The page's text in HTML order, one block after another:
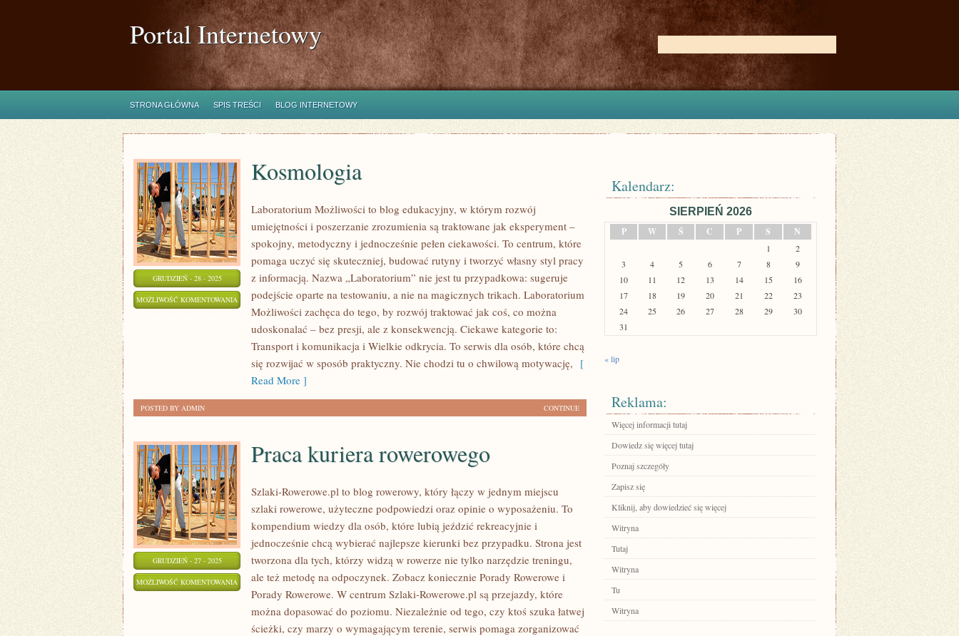
Portal Internetowy
STRONA GŁÓWNA SPIS TREŚCI BLOG INTERNETOWY
GRUDZIEŃ - 28 - 2025
MOŻLIWOŚĆ KOMENTOWANIA KOSMOLOGIA
Kosmologia
Laboratorium Możliwości to blog edukacyjny, w którym rozwój
umiejętności i poszerzanie zrozumienia są traktowane jak eksperyment –
spokojny, metodyczny i jednocześnie pełen ciekawości. To centrum, które
pomaga uczyć się skuteczniej, budować rutyny i tworzyć własny styl pracy
z informacją. Nazwa „Laboratorium” nie jest tu przypadkowa: sugeruje
podejście oparte na testowaniu, a nie na magicznych trikach. Laboratorium
Możliwości zachęca do tego, by rozwój traktować jak coś, co można
udoskonalać – bez presji, ale z konsekwencją. Ciekawe kategorie to:
Transport i komunikacja i Wielkie odkrycia. To serwis dla osób, które chcą
się rozwijać w sposób praktyczny. Nie chodzi tu o chwilową motywację, [
Read More ]
CONTINUE
POSTED BY ADMIN
GRUDZIEŃ - 27 - 2025
MOŻLIWOŚĆ KOMENTOWANIA PRACA
KURIERA
ROWEROWEGO
Praca kuriera rowerowego
Szlaki-Rowerowe.pl to blog rowerowy, który łączy w jednym miejscu
szlaki rowerowe, użyteczne podpowiedzi oraz opinie o wyposażeniu. To
kompendium wiedzy dla osób, które lubią jeździć rekreacyjnie i
jednocześnie chcą wybierać najlepsze kierunki bez przypadku. Strona jest
tworzona dla tych, którzy widzą w rowerze nie tylko narzędzie treningu,
ale też metodę na odpoczynek. Zobacz koniecznie Porady Rowerowe i
Porady Rowerowe. W centrum Szlaki-Rowerowe.pl są przejazdy, które
można dopasować do poziomu. Niezależnie od tego, czy ktoś szuka łatwej
ścieżki, czy marzy o wymagającym terenie, serwis pomaga zorganizować
Kalendarz:
SIERPIEŃ 2026
P
W Ś C P S N
1
2
3
4 5 6 7 8
9
10
11 12 13 14 15
16
17
18 19 20 21 22
23
24
25 26 27 28 29
30
31
« lip
Reklama:
Więcej informacji tutaj
Dowiedz się więcej tutaj
Poznaj szczegóły
Zapisz się
Kliknij, aby dowiedzieć się więcej
Witryna
Tutaj
Witryna
Tu
Witryna